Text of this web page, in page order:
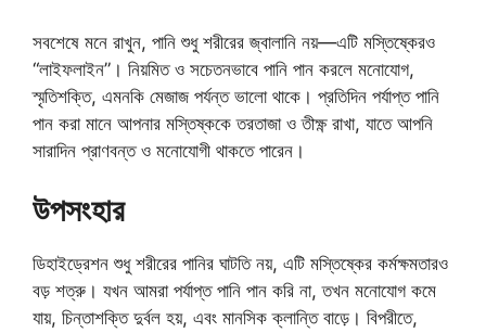
সবশেষে মনে রাখুন, পানি শুধু শরীরের জ্বালানি নয়—এটি মস্তিষ্কেরও
“লাইফলাইন”। নিয়মিত ও সচেতনভাবে পানি পান করলে মনোযোগ,
স্মৃতিশক্তি, এমনকি মেজাজ পর্যন্ত ভালো থাকে। প্রতিদিন পর্যাপ্ত পানি
পান করা মানে আপনার মস্তিষ্ককে তরতাজা ও তীক্ষ্ণ রাখা, যাতে আপনি
সারাদিন প্রাণবন্ত ও মনোযোগী থাকতে পারেন।
উপসংহার
ডিহাইড্রেশন শুধু শরীরের পানির ঘাটতি নয়, এটি মস্তিষ্কের কর্মক্ষমতারও
বড় শত্রু। যখন আমরা পর্যাপ্ত পানি পান করি না, তখন মনোযোগ কমে
যায়, চিন্তাশক্তি দুর্বল হয়, এবং মানসিক ক্লান্তি বাড়ে। বিপরীতে,